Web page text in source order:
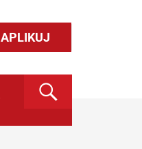
APLIKUJ